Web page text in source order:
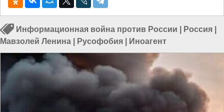
Информационная война против России Россия
Мавзолей Ленина
Русофобия Иноагент